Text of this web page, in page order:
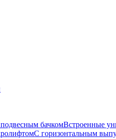
бачкомВстроенные
C горизонтальным